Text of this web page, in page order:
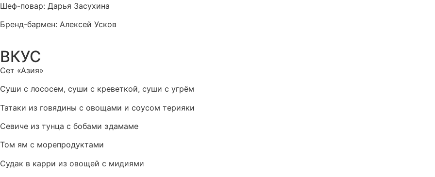
Шеф-повар: Дарья Засухина
Бренд-бармен: Алексей Усков
ВКУС
Сет «Азия»
Суши с лососем, суши с креветкой, суши с угрём
Татаки из говядины с овощами и соусом терияки
Севиче из тунца с бобами эдамаме
Том ям с морепродуктами
Судак в карри из овощей с мидиями